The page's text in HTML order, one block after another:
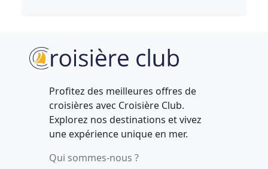
Profitez des meilleures offres de
croisières avec Croisière Club.
Explorez nos destinations et vivez
une expérience unique en mer.
Qui sommes-nous ?